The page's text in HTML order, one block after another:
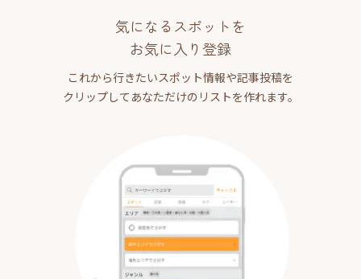
気になるスポットを
お気に入り登録
これから行きたいスポット情報や記事投稿を
クリップしてあなただけのリストを作れます。